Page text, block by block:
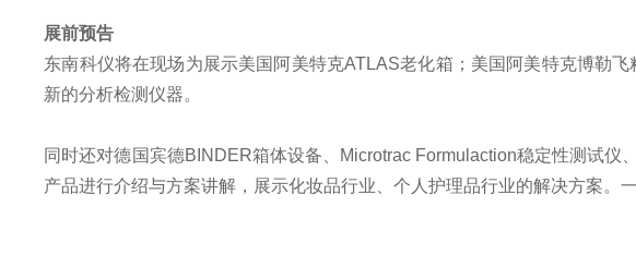
展前预告
东南科仪将在现场为展示美国阿美特克ATLAS老化箱；美国阿美特克博勒飞
新的分析检测仪器。
同时还对德国宾德BINDER箱体设备、Microtrac Formulaction稳定性测试仪、
产品进行介绍与方案讲解，展示化妆品行业、个人护理品行业的解决方案。